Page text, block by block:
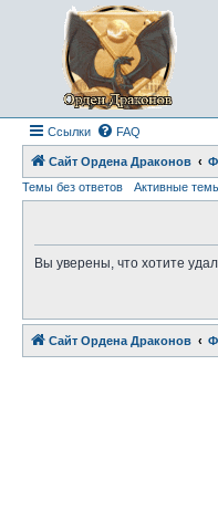
Ссылки FAQ
Сайт Ордена Драконов
Темы без ответов
Активные
Вы уверены, что хотите
Сайт Ордена Драконов